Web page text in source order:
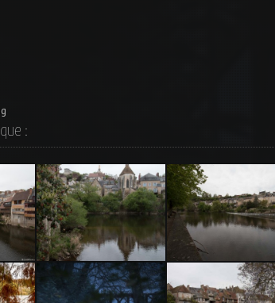
:
Argenton-Sur-Creuse Argenton-Sur-Creuse